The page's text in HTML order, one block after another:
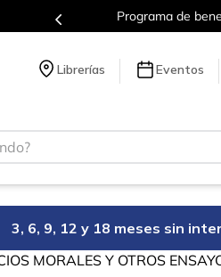
Programa de beneficios en el
Librerías Eventos
3, 6, 9, 12 y 18 meses sin
MORALES Y OTROS